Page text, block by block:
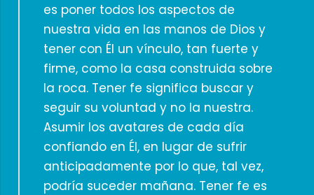
es poner todos los aspectos de
nuestra vida en las manos de Dios y
tener con Él un vínculo, tan fuerte y
firme, como la casa construida sobre
la roca. Tener fe significa buscar y
seguir su voluntad y no la nuestra.
Asumir los avatares de cada día
confiando en Él, en lugar de sufrir
anticipadamente por lo que, tal vez,
podría suceder mañana. Tener fe es